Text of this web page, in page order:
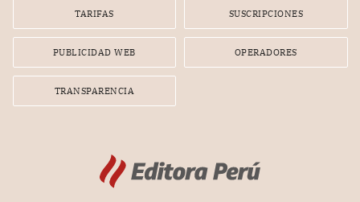
TARIFAS SUSCRIPCIONES
PUBLICIDAD WEB OPERADORES
TRANSPARENCIA